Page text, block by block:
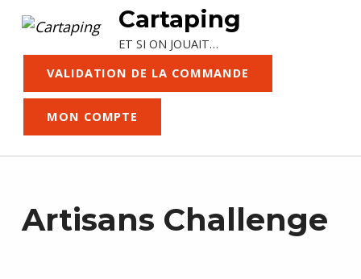
Cartaping
ET SI ON JOUAIT…
VALIDATION DE LA COMMANDE
MON COMPTE
Artisans Challenge